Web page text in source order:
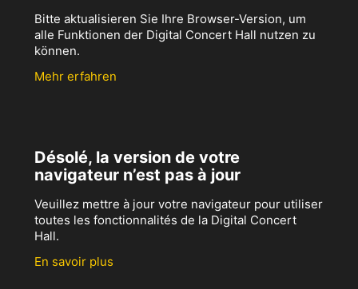
Bitte aktualisieren Sie Ihre Browser-Version, um
alle Funktionen der Digital Concert Hall nutzen zu
können.
Mehr erfahren
Désolé, la version de votre
navigateur n’est pas à jour
Veuillez mettre à jour votre navigateur pour utiliser
toutes les fonctionnalités de la Digital Concert
Hall.
En savoir plus